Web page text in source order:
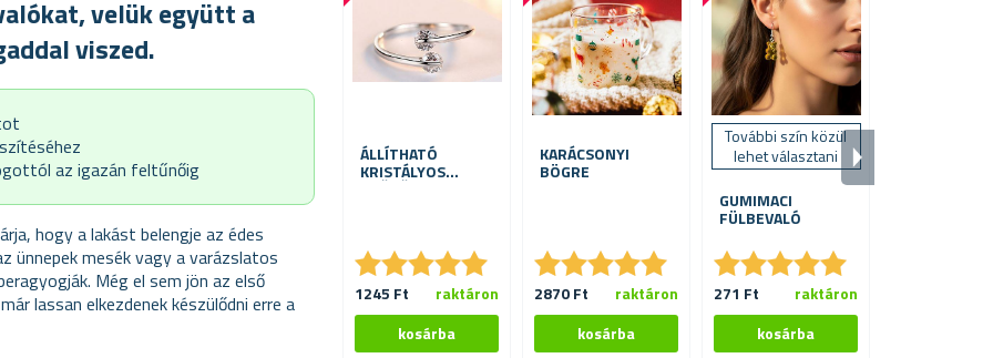
velük együtt a
viszed.
az igazán feltűnőig
hogy a lakást belengje az édes
ünnepek mesék vagy a varázslatos
Még el sem jön az első
lassan elkezdenek készülődni erre a
ÁLLÍTHATÓ
KRISTÁLYOS
★★★★★
★★★★★
1245 Ft raktáron
KARÁCSONYI
BÖGRE
★★★★★
★★★★★
2870 Ft raktáron
További szín közül
lehet választani
GUMIMACI
FÜLBEVALÓ
★★★★★
★★★★★
271 Ft raktáron